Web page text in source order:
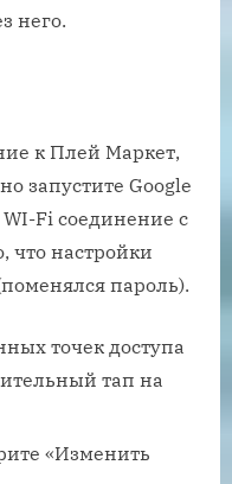
него.
к Плей Маркет,
запустите Google
Fi соединение с
что настройки
пароль).
точек доступа
тап на
«Изменить